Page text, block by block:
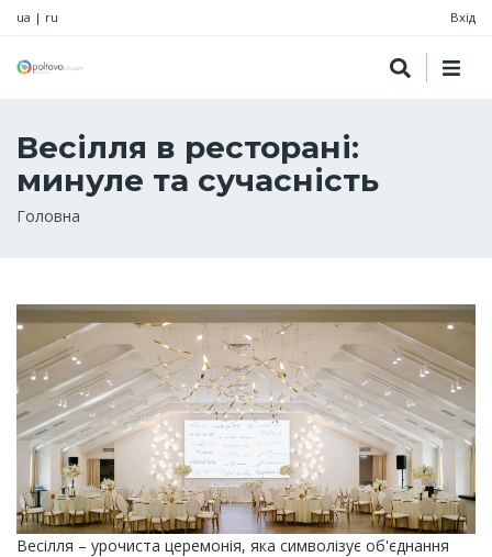
ua | ru Вхід
Весілля в ресторані:
минуле та сучасність
Рядок
Головна
Весілля – урочиста церемонія, яка символізує об'єднання